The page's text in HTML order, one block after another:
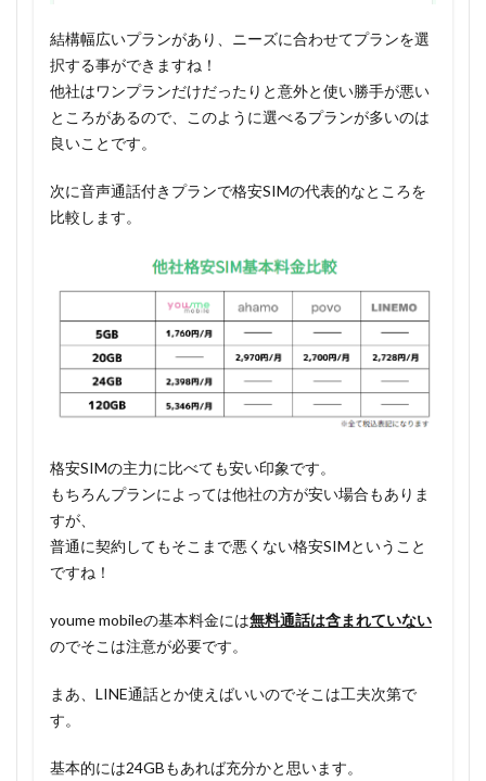
結構幅広いプランがあり、ニーズに合わせてプランを選
択する事ができますね！
他社はワンプランだけだったりと意外と使い勝手が悪い
ところがあるので、このように選べるプランが多いのは
良いことです。
次に音声通話付きプランで格安SIMの代表的なところを
比較します。
格安SIMの主力に比べても安い印象です。
もちろんプランによっては他社の方が安い場合もありま
すが、
普通に契約してもそこまで悪くない格安SIMということ
ですね！
youme mobileの基本料金には無料通話は含まれていない
のでそこは注意が必要です。
まあ、LINE通話とか使えばいいのでそこは工夫次第で
す。
基本的には24GBもあれば充分かと思います。